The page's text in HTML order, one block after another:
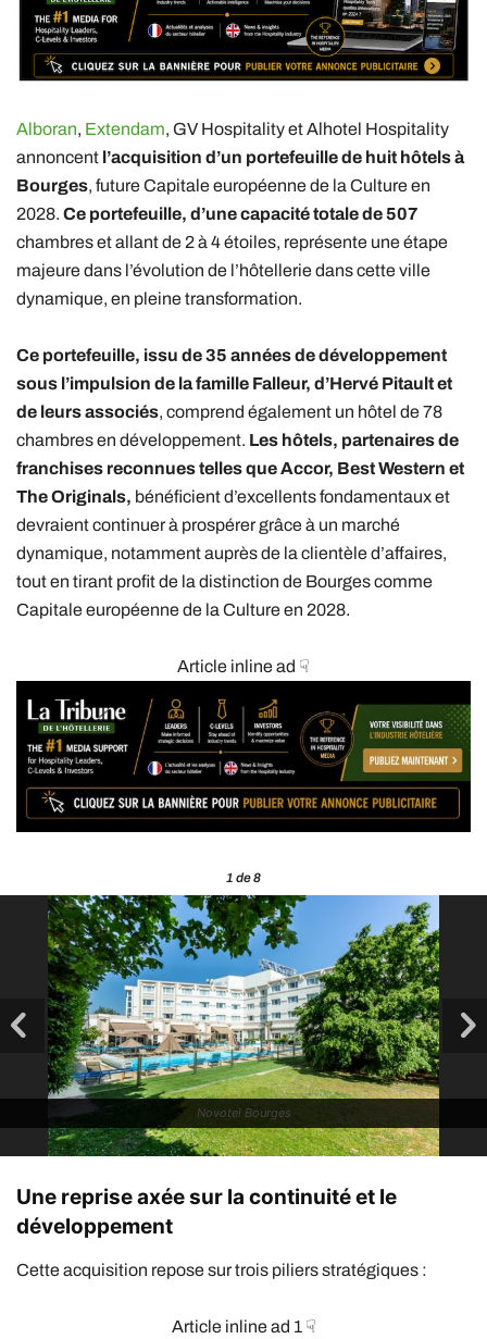
Alboran, Extendam, GV Hospitality et Alhotel Hospitality
annoncent l’acquisition d’un portefeuille de huit hôtels à
Bourges, future Capitale européenne de la Culture en
2028. Ce portefeuille, d’une capacité totale de 507
chambres et allant de 2 à 4 étoiles, représente une étape
majeure dans l’évolution de l’hôtellerie dans cette ville
dynamique, en pleine transformation.
Ce portefeuille, issu de 35 années de développement
sous l’impulsion de la famille Falleur, d’Hervé Pitault et
de leurs associés, comprend également un hôtel de 78
chambres en développement. Les hôtels, partenaires de
franchises reconnues telles que Accor, Best Western et
The Originals, bénéficient d’excellents fondamentaux et
devraient continuer à prospérer grâce à un marché
dynamique, notamment auprès de la clientèle d’affaires,
tout en tirant profit de la distinction de Bourges comme
Capitale européenne de la Culture en 2028.
Article inline ad ☟
1 de 8
Novotel Bourges
Une reprise axée sur la continuité et le
développement
Cette acquisition repose sur trois piliers stratégiques :
Article inline ad 1 ☟